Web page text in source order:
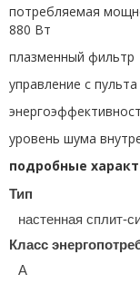
потребляемая
880 Вт
плазменный фильтр
управление с пульта
уровень шума
подробные
Тип
настенная сплит-
Класс
A